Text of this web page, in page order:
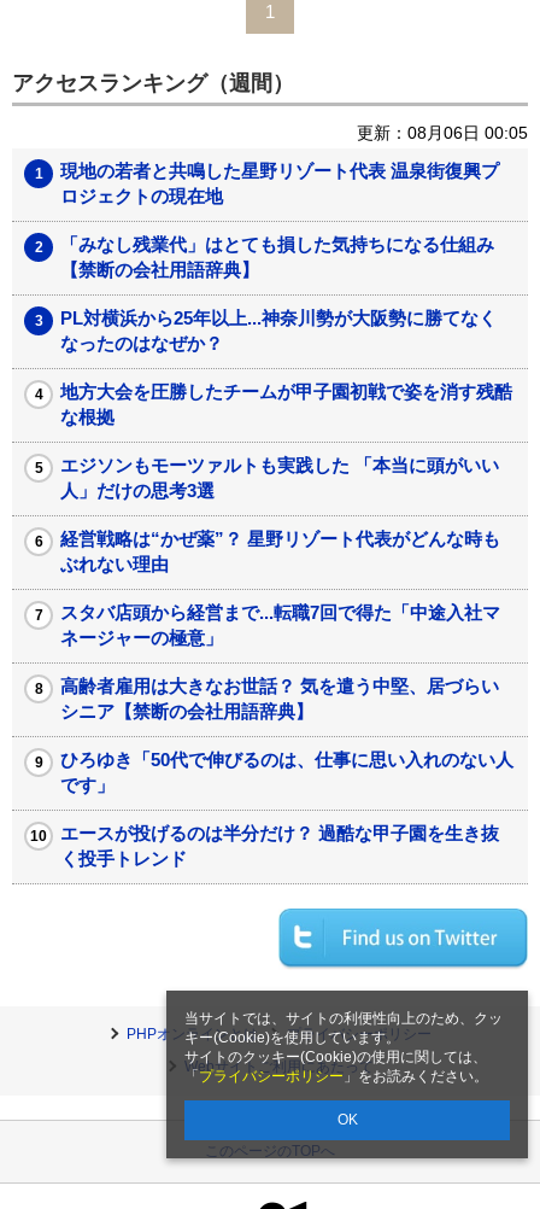
当サイトでは、サイトの利便性向上のため、クッ
キー(Cookie)を使用しています。
サイトのクッキー(Cookie)の使用に関しては、
「 プライバシーポリシー 」をお読みください。
OK
1
アクセスランキング（週間）
更新：08月06日 00:05
現地の若者と共鳴した星野リゾート代表 温泉街復興プ
ロジェクトの現在地
「みなし残業代」はとても損した気持ちになる仕組み
【禁断の会社用語辞典】
PL対横浜から25年以上...神奈川勢が大阪勢に勝てなく
なったのはなぜか？
地方大会を圧勝したチームが甲子園初戦で姿を消す残酷
な根拠
エジソンもモーツァルトも実践した 「本当に頭がいい
人」だけの思考3選
経営戦略は“かぜ薬”？ 星野リゾート代表がどんな時も
ぶれない理由
スタバ店頭から経営まで...転職7回で得た「中途入社マ
ネージャーの極意」
高齢者雇用は大きなお世話？ 気を遣う中堅、居づらい
シニア【禁断の会社用語辞典】
ひろゆき「50代で伸びるのは、仕事に思い入れのない人
です」
エースが投げるのは半分だけ？ 過酷な甲子園を生き抜
く投手トレンド
PHPオンラインとは
プライバシーポリシー
Webサイトご利用にあたって
このページのTOPへ